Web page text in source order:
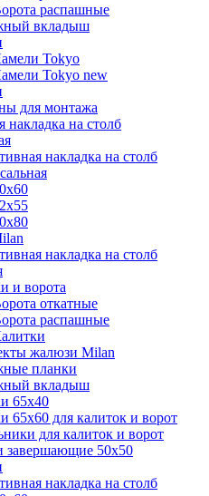
распашные
вкладыш
Tokyo
Tokyo new
для монтажа
накладка на столб
накладка на столб
накладка на столб
и ворота
откатные
распашные
жалюзи Milan
планки
вкладыш
65х40
65х60 для калиток и ворот
для калиток и ворот
завершающие 50х50
накладка на столб